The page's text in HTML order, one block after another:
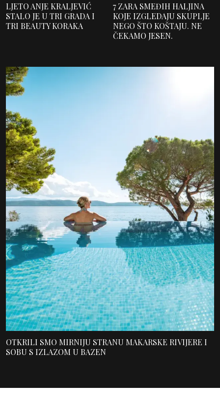
LJETO ANJE KRALJEVIĆ
STALO JE U TRI GRADA I
TRI BEAUTY KORAKA
7 ZARA SMEĐIH HALJINA
KOJE IZGLEDAJU SKUPLJE
NEGO ŠTO KOŠTAJU. NE
ČEKAMO JESEN.
OTKRILI SMO MIRNIJU STRANU MAKARSKE RIVIJERE I
SOBU S IZLAZOM U BAZEN